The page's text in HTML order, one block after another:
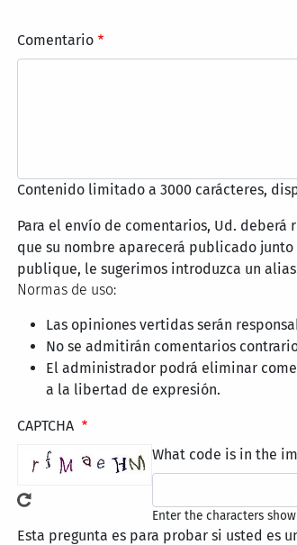
Comentario
Contenido limitado a 3000 carácteres,
Para el envío de comentarios, Ud.
que su nombre aparecerá publicado
publique, le sugerimos introduzca un
Normas de uso:
Las opiniones vertidas serán
No se admitirán comentarios
El administrador podrá eliminar
a la libertad de expresión.
CAPTCHA
What code is in the
Enter the characters
Esta pregunta es para probar si usted es